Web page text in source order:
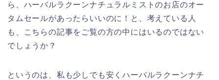
ら、ハーバルラクーンナチュラルミストのお店のオー
タムセールがあったらいいのに！と、考えている人
も、こちらの記事をご覧の方の中にはいるのではない
でしょうか？
というのは、私も少しでも安くハーバルラクーンナチ